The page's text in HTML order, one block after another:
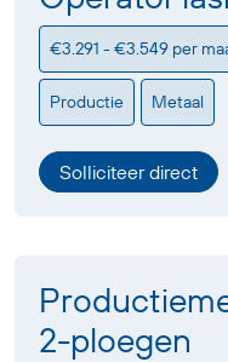
€3.291 - €3.549 per
Productie Metaal
Solliciteer direct
2-ploegen